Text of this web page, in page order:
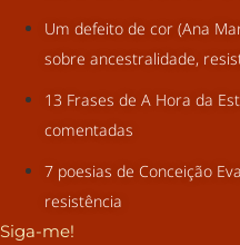
Um defeito de cor (Ana
sobre ancestralidade,
13 Frases de A Hora da
comentadas
7 poesias de Conceição
resistência
Siga-me!